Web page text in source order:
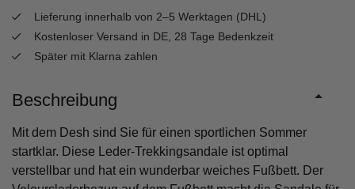
Lieferung innerhalb von 2–5 Werktagen (DHL)
Kostenloser Versand in DE, 28 Tage Bedenkzeit
Später mit Klarna zahlen
Beschreibung
Mit dem Desh sind Sie für einen sportlichen Sommer
startklar. Diese Leder-Trekkingsandale ist optimal
verstellbar und hat ein wunderbar weiches Fußbett. Der